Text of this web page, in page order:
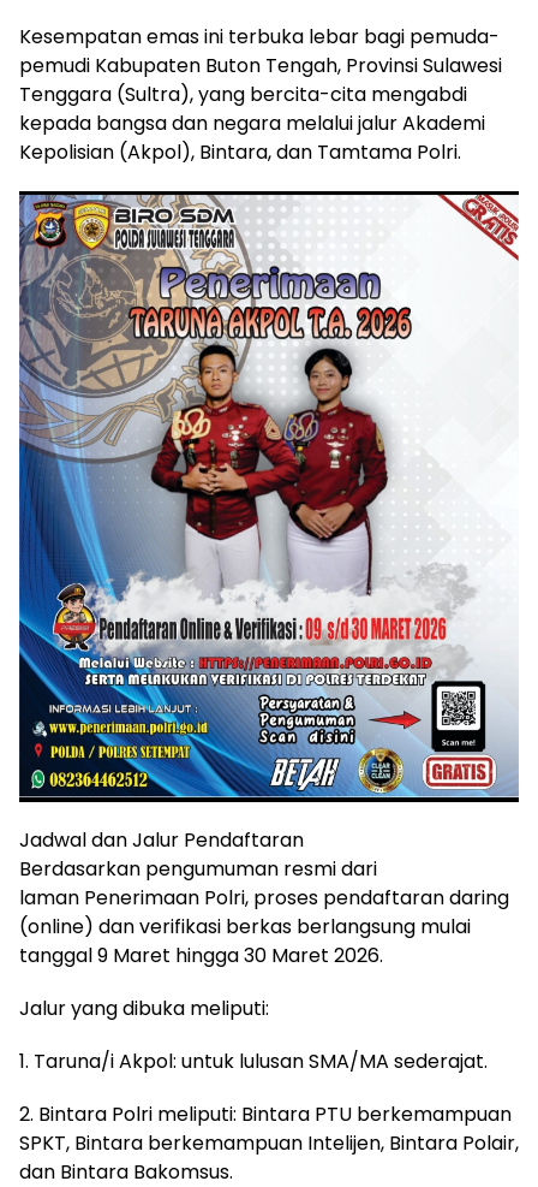
Kesempatan emas ini terbuka lebar bagi pemuda-
pemudi Kabupaten Buton Tengah, Provinsi Sulawesi
Tenggara (Sultra), yang bercita-cita mengabdi
kepada bangsa dan negara melalui jalur Akademi
Kepolisian (Akpol), Bintara, dan Tamtama Polri.
Jadwal dan Jalur Pendaftaran
Berdasarkan pengumuman resmi dari
laman Penerimaan Polri, proses pendaftaran daring
(online) dan verifikasi berkas berlangsung mulai
tanggal 9 Maret hingga 30 Maret 2026.
Jalur yang dibuka meliputi:
1. Taruna/i Akpol: untuk lulusan SMA/MA sederajat.
2. Bintara Polri meliputi: Bintara PTU berkemampuan
SPKT, Bintara berkemampuan Intelijen, Bintara Polair,
dan Bintara Bakomsus.